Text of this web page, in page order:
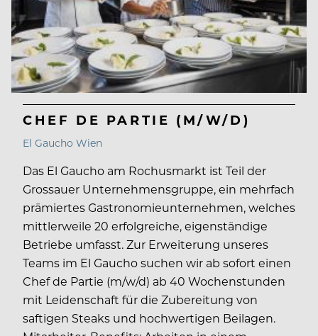
CHEF DE PARTIE (M/W/D)
El Gaucho Wien
Das El Gaucho am Rochusmarkt ist Teil der
Grossauer Unternehmensgruppe, ein mehrfach
prämiertes Gastronomieunternehmen, welches
mittlerweile 20 erfolgreiche, eigenständige
Betriebe umfasst. Zur Erweiterung unseres
Teams im El Gaucho suchen wir ab sofort einen
Chef de Partie (m/w/d) ab 40 Wochenstunden
mit Leidenschaft für die Zubereitung von
saftigen Steaks und hochwertigen Beilagen.